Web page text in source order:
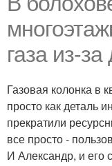
газа из-
Газовая колонка в
просто как деталь
прекратили
все просто -
И Александр, и его